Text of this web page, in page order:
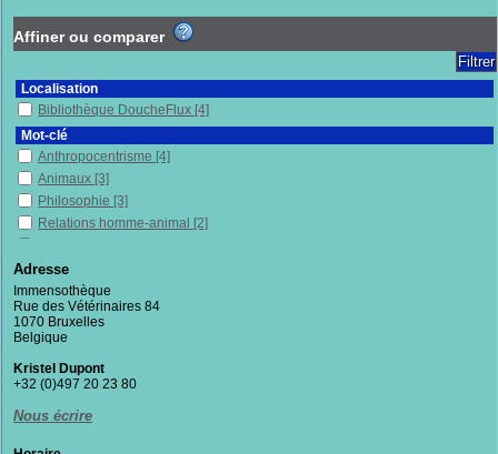
Affiner ou comparer
Localisation
Bibliothèque DoucheFlux [4]
Mot-clé
Anthropocentrisme [4]
Animaux [3]
Philosophie [3]
Relations homme-animal [2]
Collapsologie
Histoire naturelle
Écologie[2]
Éthologie
Sciences humaines
Histoire[1]
Enquête
Adresse
Immensothèque
Rue des Vétérinaires 84
1070 Bruxelles
Belgique
Kristel Dupont
+32 (0)497 20 23 80
Nous écrire